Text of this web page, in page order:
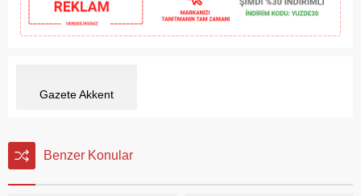
Gazete Akkent
Benzer Konular